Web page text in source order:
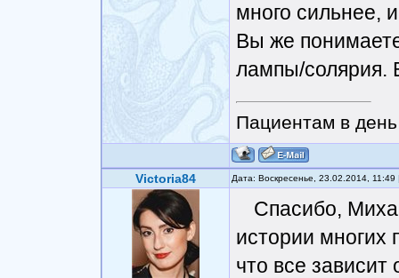
много сильнее,
Вы же
лампы/солярия.
Пациентам в
Victoria84 Дата: Воскресенье, 23.02.2014,
Спасибо,
истории многих
что все